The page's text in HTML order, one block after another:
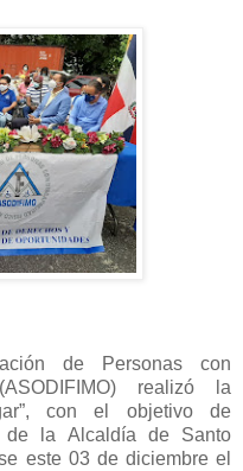
de Personas con
realizó la
con el objetivo de
de la Alcaldía de Santo
este 03 de diciembre el